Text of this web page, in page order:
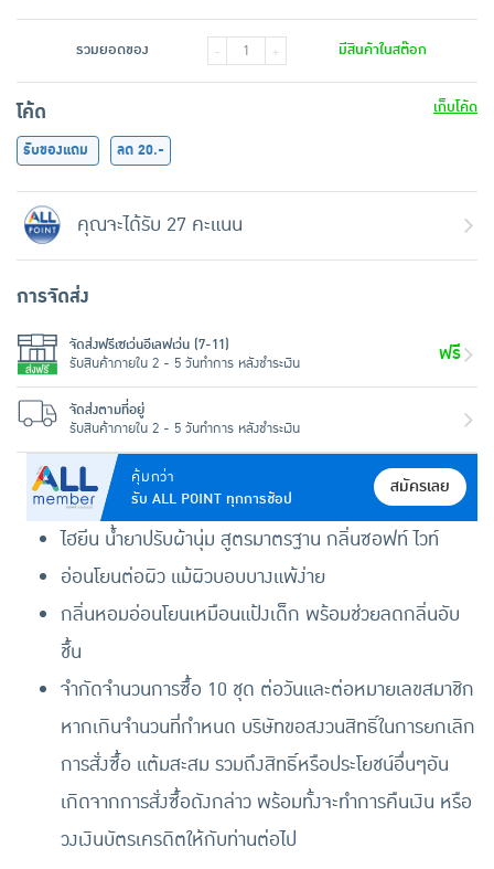
คุ้มกว่า
รับ ALL POINT ทุกการช้อป
สมัครเลย
ไฮยีน น้ำยาปรับผ้านุ่ม สูตรมาตรฐาน กลิ่นซอฟท์ ไวท์
อ่อนโยนต่อผิว แม้ผิวบอบบางแพ้ง่าย
กลิ่นหอมอ่อนโยนเหมือนแป้งเด็ก พร้อมช่วยลดกลิ่นอับ
ชื้น
จำกัดจำนวนการซื้อ 10 ชุด ต่อวันและต่อหมายเลขสมาชิก
หากเกินจำนวนที่กำหนด บริษัทขอสงวนสิทธิ์ในการยกเลิก
การสั่งซื้อ แต้มสะสม รวมถึงสิทธิ์หรือประโยชน์อื่นๆอัน
เกิดจากการสั่งซื้อดังกล่าว พร้อมทั้งจะทำการคืนเงิน หรือ
วงเงินบัตรเครดิตให้กับท่านต่อไป
รวมยอดของ - + มีสินค้าในสต๊อก
โค้ด
เก็บโค้ด
รับของแถม
ลด 20.-
คุณจะได้รับ 27 คะแนน
การจัดส่ง
จัดส่งฟรีเซเว่นอีเลฟเว่น (7-11)
รับสินค้าภายใน 2 - 5 วันทำการ หลังชำระเงิน
ฟรี
จัดส่งตามที่อยู่
รับสินค้าภายใน 2 - 5 วันทำการ หลังชำระเงิน